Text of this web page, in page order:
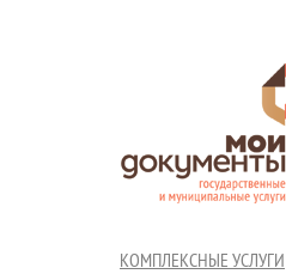
КОМПЛЕКСНЫЕ УСЛУГИ